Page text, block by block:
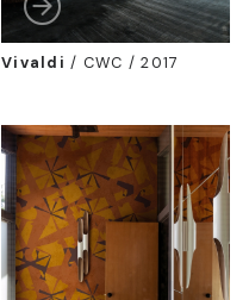
Vivaldi / CWC / 2017